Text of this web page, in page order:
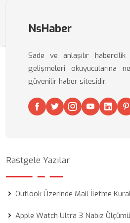
NsHaber
Sade ve anlaşılır habercilik
gelişmeleri okuyucularına
güvenilir haber sitesidir.
Rastgele Yazılar
Outlook Üzerinde Mail İletme
Apple Watch Ultra 3 Nabız